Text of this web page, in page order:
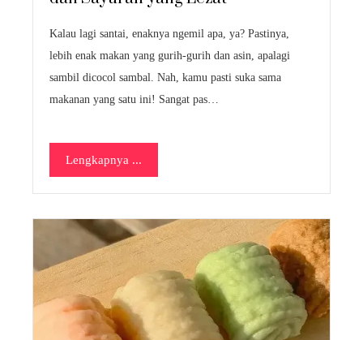
Kalau lagi santai, enaknya ngemil apa, ya? Pastinya,
lebih enak makan yang gurih-gurih dan asin, apalagi
sambil dicocol sambal. Nah, kamu pasti suka sama
makanan yang satu ini! Sangat pas…
Lengkapnya ...